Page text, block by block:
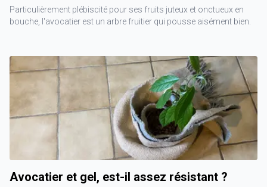
Particulièrement plébiscité pour ses fruits juteux et onctueux en
bouche, l'avocatier est un arbre fruitier qui pousse aisément bien.
Avocatier et gel, est-il assez résistant ?